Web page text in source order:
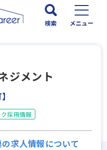
検索 メニュー
ジメント
採用情報
求人情報について